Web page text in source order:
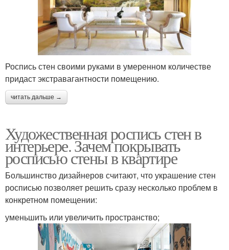
Роспись стен своими руками в умеренном количестве
придаст экстравагантности помещению.
читать дальше →
Художественная роспись стен в
интерьере. Зачем покрывать
росписью стены в квартире
Большинство дизайнеров считают, что украшение стен
росписью позволяет решить сразу несколько проблем в
конкретном помещении:
уменьшить или увеличить пространство;